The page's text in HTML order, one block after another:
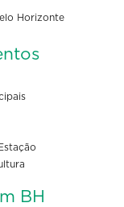
Horizonte
BH